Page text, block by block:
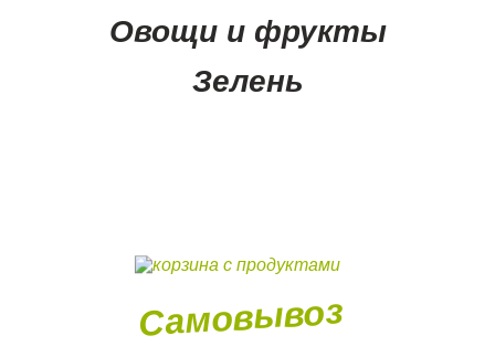
Овощи и фрукты
Зелень
Самовывоз